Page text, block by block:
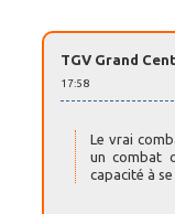
TGV Grand
17:58
Le vrai
un combat
capacité à